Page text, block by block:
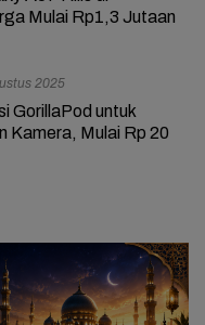
Mulai Rp1,3 Jutaan
2025
GorillaPod untuk
Kamera, Mulai Rp 20